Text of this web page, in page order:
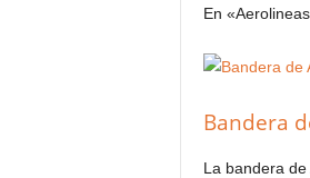
En
Bandera
La bandera